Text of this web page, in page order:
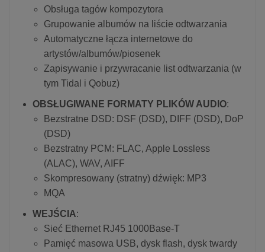
Obsługa tagów kompozytora
Grupowanie albumów na liście odtwarzania
Automatyczne łącza internetowe do
artystów/albumów/piosenek
Zapisywanie i przywracanie list odtwarzania (w
tym Tidal i Qobuz)
OBSŁUGIWANE FORMATY PLIKÓW AUDIO:
Bezstratne DSD: DSF (DSD), DIFF (DSD), DoP
(DSD)
Bezstratny PCM: FLAC, Apple Lossless
(ALAC), WAV, AIFF
Skompresowany (stratny) dźwięk: MP3
MQA
WEJŚCIA:
Sieć Ethernet RJ45 1000Base-T
Pamięć masowa USB, dysk flash, dysk twardy